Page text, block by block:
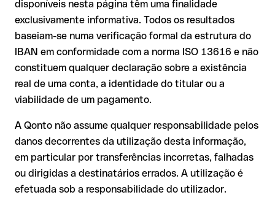
corresponder a nenhuma conta real. Por exemplo, se foram
transpostos dígitos e a combinação resultante é formalmente
válida.
por escrito, especialmente em novas relações comerciais ou
com montantes elevados. A existência de uma conta só pode
ser verificada pelo próprio Eurobank Cyprus Ltd ou através de
uma transferência de teste.
O banco destinatário é obrigado a colaborar na
recuperação dos fundos;
A sua instituição pode iniciar um processo de reclamação a
seu pedido;
A devolução não está garantida, especialmente se o
destinatário já tiver utilizado o dinheiro
recuperação é consideravelmente mais complexa e implica
comissões adicionais.
Recomendação
: verifique cada IBAN antes de efetuar uma
transferência com o nosso IBAN Checker gratuito e, em caso
de dúvida, confirme-o diretamente com o destinatário. Esta
disponíveis nesta página têm uma finalidade
exclusivamente informativa. Todos os resultados
baseiam-se numa verificação formal da estrutura do
IBAN em conformidade com a norma ISO 13616 e não
constituem qualquer declaração sobre a existência
real de uma conta, a identidade do titular ou a
viabilidade de um pagamento.
A Qonto não assume qualquer responsabilidade pelos
danos decorrentes da utilização desta informação,
em particular por transferências incorretas, falhadas
ou dirigidas a destinatários errados. A utilização é
efetuada sob a responsabilidade do utilizador.